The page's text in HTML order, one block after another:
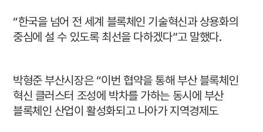
“한국을 넘어 전 세계 블록체인 기술혁신과 상용화의
중심에 설 수 있도록 최선을 다하겠다”고 말했다.
박형준 부산시장은 “이번 협약을 통해 부산 블록체인
혁신 클러스터 조성에 박차를 가하는 동시에 부산
블록체인 산업이 활성화되고 나아가 지역경제도